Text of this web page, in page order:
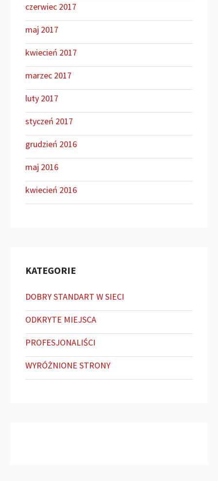
czerwiec 2017
maj 2017
kwiecień 2017
marzec 2017
luty 2017
styczeń 2017
grudzień 2016
maj 2016
kwiecień 2016
KATEGORIE
DOBRY STANDART W SIECI
ODKRYTE MIEJSCA
PROFESJONALIŚCI
WYRÓŻNIONE STRONY